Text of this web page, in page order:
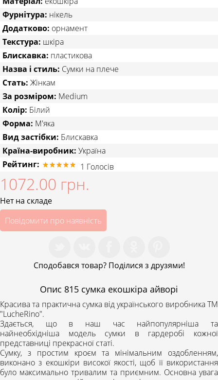
Фурнітура: нікель
Додатково: орнамент
Текстура: шкіра
Блискавка: пластикова
Назва і стиль: Сумки на плече
Стать: Жінкам
За розміром: Medium
Колір: Білий
Форма: М'яка
Вид застібки: Блискавка
Країна-виробник: Україна
Рейтинг:
1 Голосів
1072.00 грн.
Нет на складе
Повідомити про наявність
Сподобався товар? Поділися з друзями!
Опис 815 сумка екошкіра айворі
Красива та практична сумка від українського виробникаТМ
"LucheRino".
Здається, що в наш час найпопулярніша та
найнеобхідніша модель сумки в гардеробі кожної
представниці прекрасної статі.
Сумку, з простим кроєм та мінімальним оздобленням,
виконано з екошкіри високої якості, щоб її використання
було максимально тривалим та приємним. Основна увага